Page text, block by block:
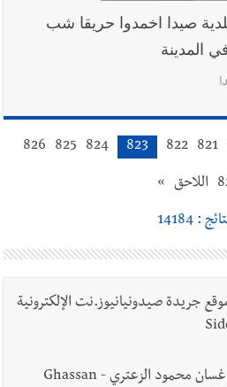
صيدا اخمدوا حريقا شب
المدينة
821
822
823
824
825
826
اللاحق »
: 14184
جريدة صيدونيانيوز.نت الإلكترونية
الصحافي السفير غسان محمود الزعتري - Ghassan